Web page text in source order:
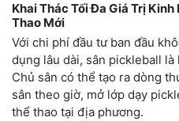
Khai Thác Tối Đa Giá Trị
Thao Mới
Với chi phí đầu tư ban đầu
dụng lâu dài, sân pickleball
Chủ sân có thể tạo ra dòng
sân theo giờ, mở lớp dạy
thể thao tại địa phương.